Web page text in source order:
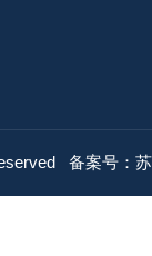
备案号：